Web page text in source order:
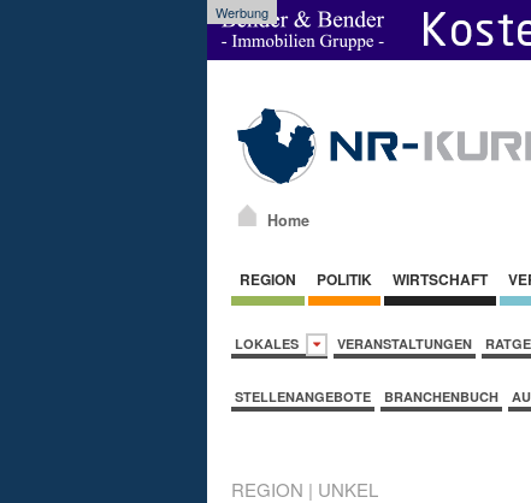
Werbung
Home
REGION POLITIK WIRTSCHAFT
LOKALES VERANSTALTUNGEN
STELLENANGEBOTE BRANCHENBUCH
REGION | UNKEL